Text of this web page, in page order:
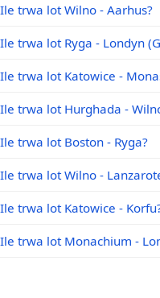
Ile trwa lot Wilno - Aarhus?
Ile trwa lot Ryga - Londyn
Ile trwa lot Katowice -
Ile trwa lot Hurghada -
Ile trwa lot Boston - Ryga?
Ile trwa lot Wilno -
Ile trwa lot Katowice -
Ile trwa lot Monachium -